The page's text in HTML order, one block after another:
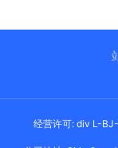
经营许可: div L-